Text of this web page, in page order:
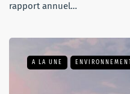
rapport annuel…
A LA UNE ENVIRONNEMENT